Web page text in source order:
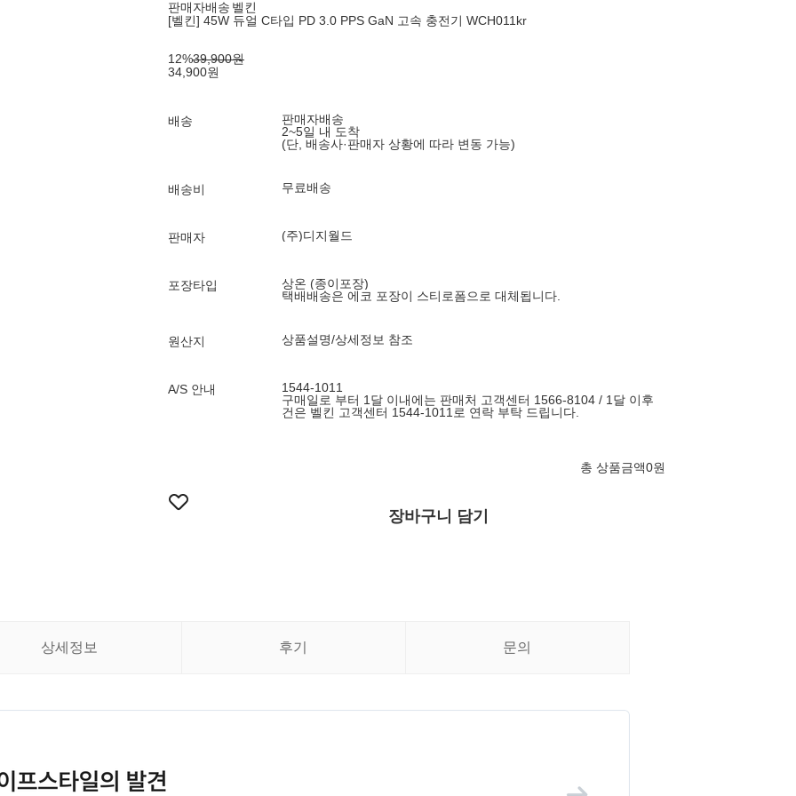
판매자배송 벨킨
[벨킨] 45W 듀얼 C타입 PD 3.0 PPS GaN 고속 충전기 WCH011kr
12%39,900원
34,900원
배송
판매자배송
2~5일 내 도착
(단, 배송사·판매자 상황에 따라 변동 가능)
배송비 무료배송
판매자 (주)디지월드
포장타입
상온 (종이포장)
택배배송은 에코 포장이 스티로폼으로 대체됩니다.
원산지 상품설명/상세정보 참조
A/S 안내
1544-1011
구매일로 부터 1달 이내에는 판매처 고객센터 1566-8104 / 1달 이후
건은 벨킨 고객센터 1544-1011로 연락 부탁 드립니다.
총 상품금액0원
장바구니 담기
상세정보 후기 문의